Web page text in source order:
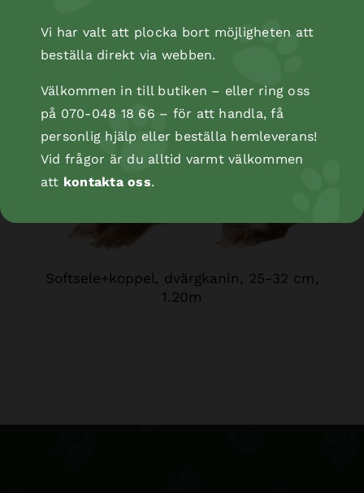
Softsele+koppel, dvärgkanin, 25-32 cm,
1.20m
Vi har valt att plocka bort möjligheten att
beställa direkt via webben.
Välkommen in till butiken – eller ring oss
på 070-048 18 66 – för att handla, få
personlig hjälp eller beställa hemleverans!
Vid frågor är du alltid varmt välkommen
att kontakta oss.